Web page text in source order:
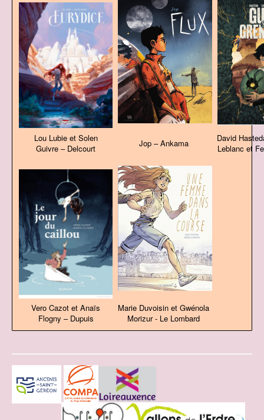
Lou Lubie et Solen
Guivre – Delcourt
Jop – Ankama
David
Leblanc et
Vero Cazot et Anaïs
Flogny – Dupuis
Marie Duvoisin et Gwénola
Morizur - Le Lombard